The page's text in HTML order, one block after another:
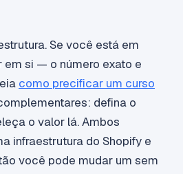
Se você está em
em si — o número exato e
como precificar um curso
defina o
o valor lá. Ambos
infraestrutura do Shopify e
você pode mudar um sem